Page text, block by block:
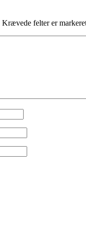
Krævede felter er